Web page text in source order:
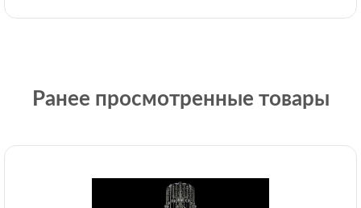
Ранее просмотренные товары